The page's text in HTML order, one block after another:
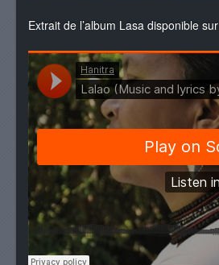
Extrait de l’album Lasa disponible sur